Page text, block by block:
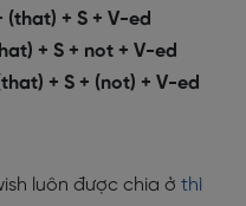
(that) + S + V-ed
+ S + not + V-ed
+ S + (not) + V-ed
luôn được chia ở thì